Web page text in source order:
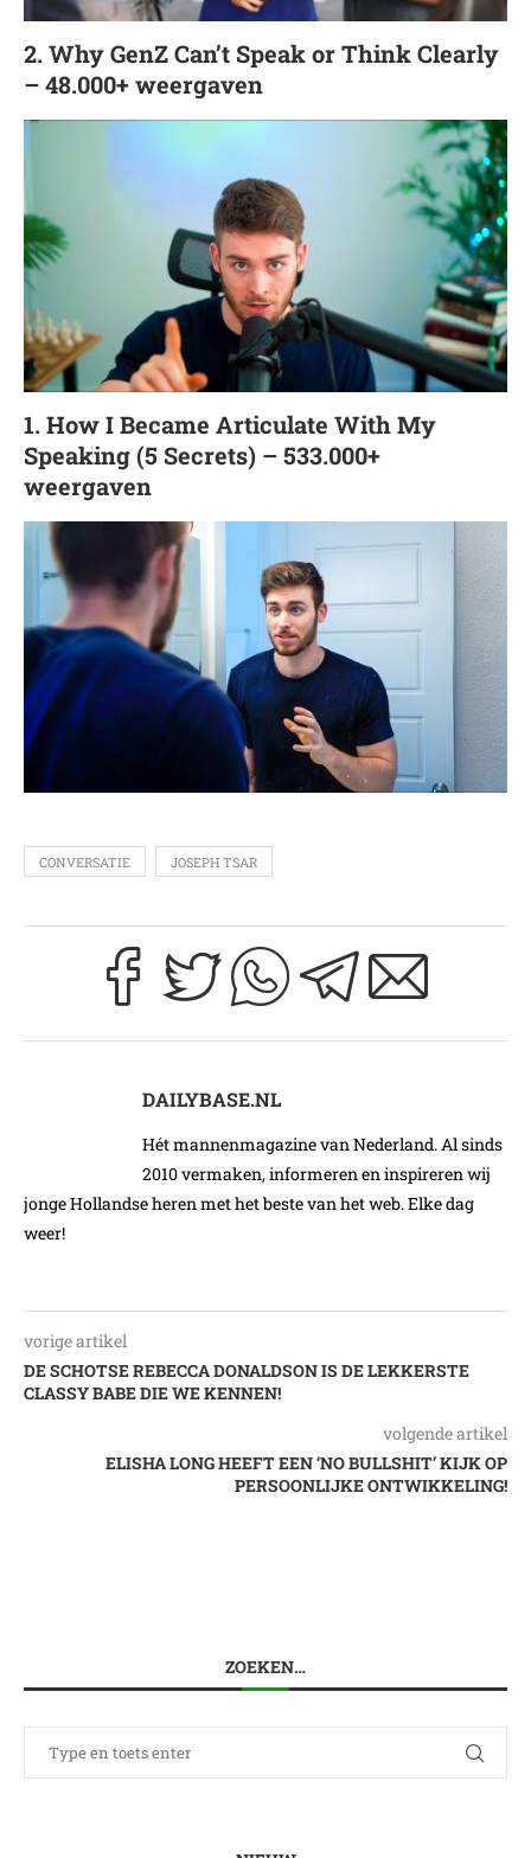
2. Why GenZ Can’t Speak or Think Clearly
– 48.000+ weergaven
1. How I Became Articulate With My
Speaking (5 Secrets) – 533.000+
weergaven
CONVERSATIE JOSEPH TSAR
DAILYBASE.NL
Hét mannenmagazine van Nederland. Al sinds
2010 vermaken, informeren en inspireren wij
jonge Hollandse heren met het beste van het web. Elke dag
weer!
vorige artikel
DE SCHOTSE REBECCA DONALDSON IS DE LEKKERSTE
CLASSY BABE DIE WE KENNEN!
volgende artikel
ELISHA LONG HEEFT EEN ‘NO BULLSHIT’ KIJK OP
PERSOONLIJKE ONTWIKKELING!
ZOEKEN…